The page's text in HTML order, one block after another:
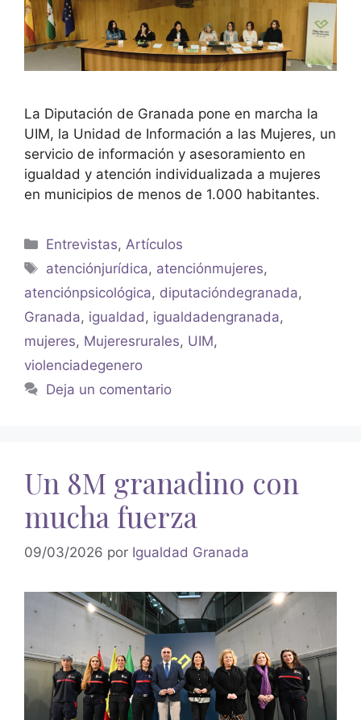
La Diputación de Granada pone en marcha la
UIM, la Unidad de Información a las Mujeres, un
servicio de información y asesoramiento en
igualdad y atención individualizada a mujeres
en municipios de menos de 1.000 habitantes.
Entrevistas, Artículos
atenciónjurídica, atenciónmujeres,
atenciónpsicológica, diputacióndegranada,
Granada, igualdad , igualdadengranada,
mujeres, Mujeresrurales, UIM,
violenciadegenero
Deja un comentario
Un 8M granadino con
mucha fuerza
09/03/2026 por Igualdad Granada